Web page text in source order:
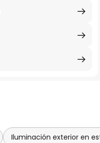
Iluminación exterior en